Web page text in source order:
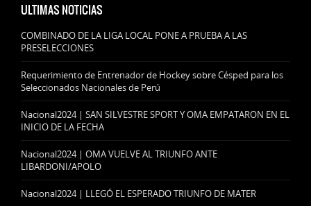
ULTIMAS NOTICIAS
COMBINADO DE LA LIGA LOCAL PONE A PRUEBA A LAS
PRESELECCIONES
Requerimiento de Entrenador de Hockey sobre Césped para los
Seleccionados Nacionales de Perú
Nacional2024 | SAN SILVESTRE SPORT Y OMA EMPATARON EN EL
INICIO DE LA FECHA
Nacional2024 | OMA VUELVE AL TRIUNFO ANTE
LIBARDONI/APOLO
Nacional2024 | LLEGÓ EL ESPERADO TRIUNFO DE MATER